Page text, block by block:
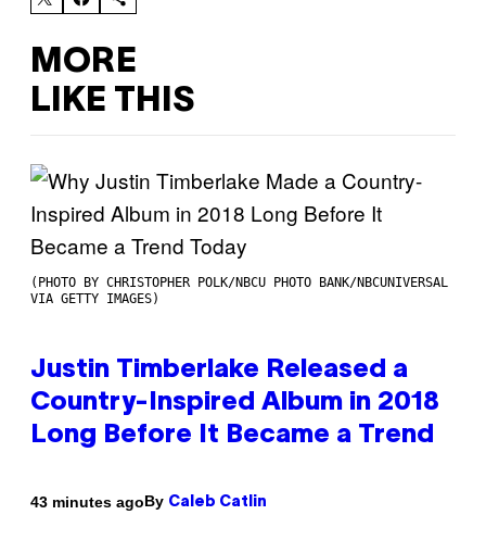
MORE
LIKE THIS
(PHOTO BY CHRISTOPHER POLK/NBCU PHOTO BANK/NBCUNIVERSAL
VIA GETTY IMAGES)
Justin Timberlake Released a
Country-Inspired Album in 2018
Long Before It Became a Trend
43 minutes agoBy Caleb Catlin